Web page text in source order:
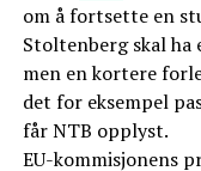
om å fortsette en
Stoltenberg skal ha
men en kortere
det for eksempel
får NTB opplyst.
EU-kommisjonens